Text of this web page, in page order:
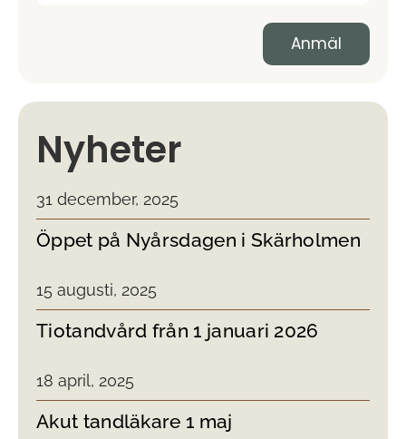
Nyheter
31 december, 2025
Öppet på Nyårsdagen i Skärholmen
15 augusti, 2025
Tiotandvård från 1 januari 2026
18 april, 2025
Akut tandläkare 1 maj